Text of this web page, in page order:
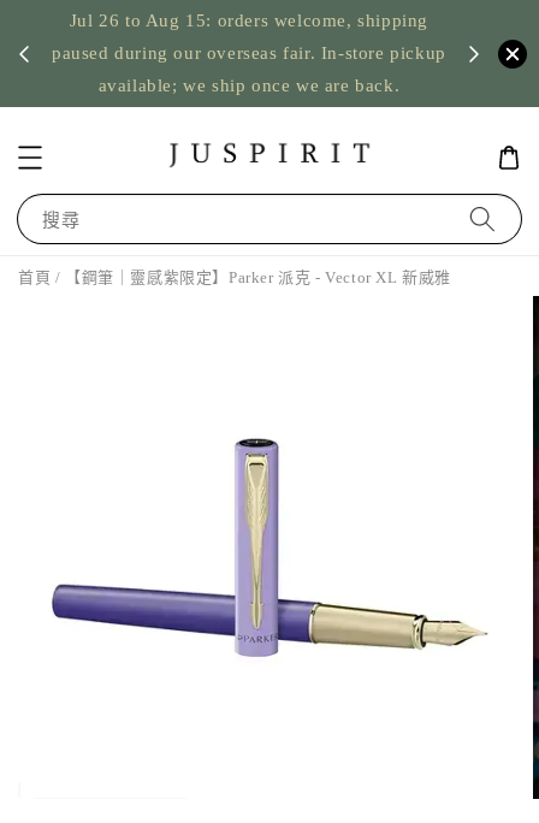
Jul 26 to Aug 15: orders welcome, shipping
paused during our overseas fair. In-store pickup
available; we ship once we are back.
US
搜尋
首頁 / 【鋼筆｜靈感紫限定】Parker 派克 - Vector XL 新威雅